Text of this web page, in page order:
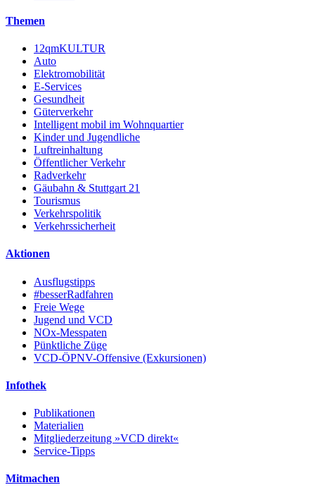
Themen
12qmKULTUR
Auto
Elektromobilität
E-Services
Gesundheit
Güterverkehr
Intelligent mobil im Wohnquartier
Kinder und Jugendliche
Luftreinhaltung
Öffentlicher Verkehr
Radverkehr
Gäubahn & Stuttgart 21
Tourismus
Verkehrspolitik
Verkehrssicherheit
Aktionen
Ausflugstipps
#besserRadfahren
Freie Wege
Jugend und VCD
NOx-Messpaten
Pünktliche Züge
VCD-ÖPNV-Offensive (Exkursionen)
Infothek
Publikationen
Materialien
Mitgliederzeitung »VCD direkt«
Service-Tipps
Mitmachen